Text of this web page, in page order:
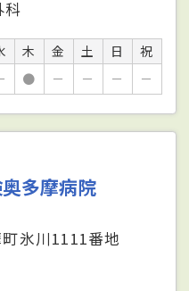
科
木 金 土 日
祝
● － － － －
多摩病院
氷川1111番地